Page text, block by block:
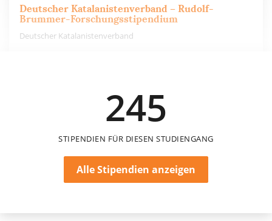
Deutscher Katalanistenverband – Rudolf-
Brummer-Forschungsstipendium
Deutscher Katalanistenverband
245
STIPENDIEN FÜR DIESEN STUDIENGANG
Alle Stipendien anzeigen